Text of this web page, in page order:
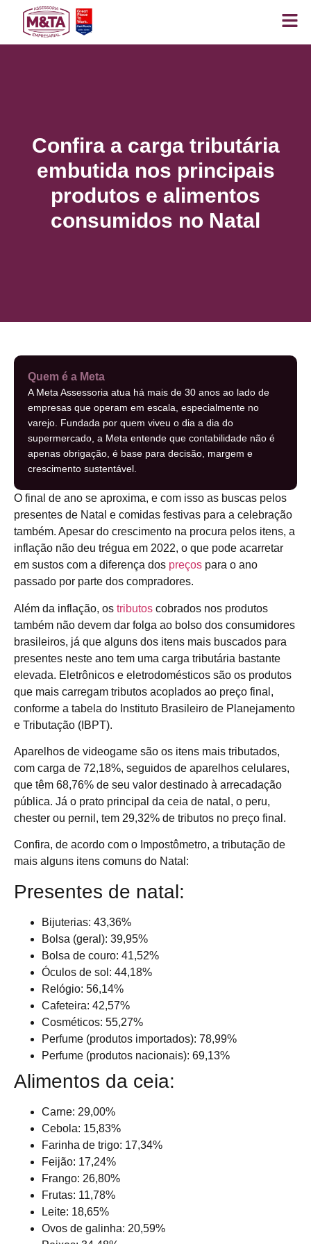
Confira a carga tributária
embutida nos principais
produtos e alimentos
consumidos no Natal
Quem é a Meta
A Meta Assessoria atua há mais de 30 anos ao lado de
empresas que operam em escala, especialmente no
varejo. Fundada por quem viveu o dia a dia do
supermercado, a Meta entende que contabilidade não é
apenas obrigação, é base para decisão, margem e
crescimento sustentável.
O final de ano se aproxima, e com isso as buscas pelos
presentes de Natal e comidas festivas para a celebração
também. Apesar do crescimento na procura pelos itens, a
inflação não deu trégua em 2022, o que pode acarretar
em sustos com a diferença dos preços para o ano
passado por parte dos compradores.
Além da inflação, os tributos cobrados nos produtos
também não devem dar folga ao bolso dos consumidores
brasileiros, já que alguns dos itens mais buscados para
presentes neste ano tem uma carga tributária bastante
elevada. Eletrônicos e eletrodomésticos são os produtos
que mais carregam tributos acoplados ao preço final,
conforme a tabela do Instituto Brasileiro de Planejamento
e Tributação (IBPT).
Aparelhos de videogame são os itens mais tributados,
com carga de 72,18%, seguidos de aparelhos celulares,
que têm 68,76% de seu valor destinado à arrecadação
pública. Já o prato principal da ceia de natal, o peru,
chester ou pernil, tem 29,32% de tributos no preço final.
Confira, de acordo com o Impostômetro, a tributação de
mais alguns itens comuns do Natal:
Presentes de natal:
Bijuterias: 43,36%
Bolsa (geral): 39,95%
Bolsa de couro: 41,52%
Óculos de sol: 44,18%
Relógio: 56,14%
Cafeteira: 42,57%
Cosméticos: 55,27%
Perfume (produtos importados): 78,99%
Perfume (produtos nacionais): 69,13%
Alimentos da ceia:
Carne: 29,00%
Cebola: 15,83%
Farinha de trigo: 17,34%
Feijão: 17,24%
Frango: 26,80%
Frutas: 11,78%
Leite: 18,65%
Ovos de galinha: 20,59%